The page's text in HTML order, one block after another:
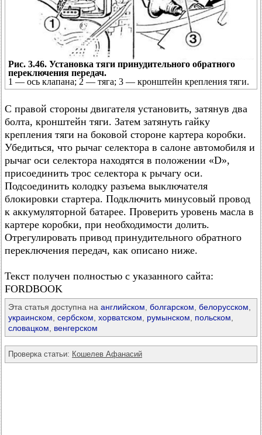
Рис. 3.46. Установка тяги принудительного обратного
переключения передач.
1 — ось клапана; 2 — тяга; 3 — кронштейн крепления тяги.
С правой стороны двигателя установить, затянув два
болта, кронштейн тяги. Затем затянуть гайку
крепления тяги на боковой стороне картера коробки.
Убедиться, что рычаг селектора в салоне автомобиля и
рычаг оси селектора находятся в положении «D»,
присоединить трос селектора к рычагу оси.
Подсоединить колодку разъема выключателя
блокировки стартера. Подключить минусовый провод
к аккумуляторной батарее. Проверить уровень масла в
картере коробки, при необходимости долить.
Отрегулировать привод принудительного обратного
переключения передач, как описано ниже.
Текст получен полностью с указанного сайта:
FORDBOOK
Эта статья доступна на английском болгарском белорусском
украинском сербском хорватском румынском польском
словацком
венгерском
Проверка статьи: Кошелев Афанасий